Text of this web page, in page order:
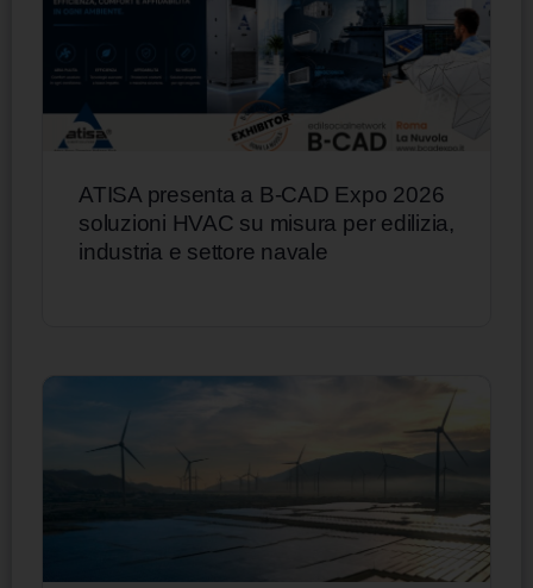
ATISA presenta a B-CAD Expo 2026
soluzioni HVAC su misura per edilizia,
industria e settore navale